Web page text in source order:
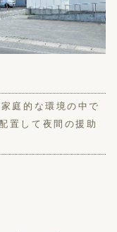
庭的な環境の中で
置して夜間の援助